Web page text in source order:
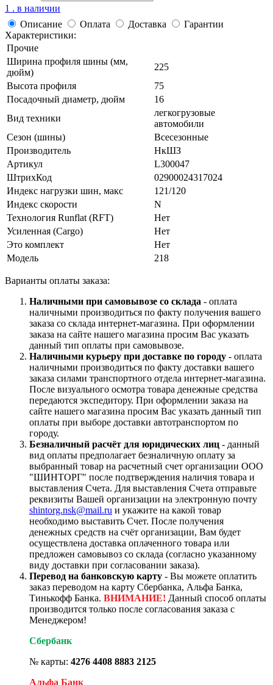
1 . в наличии
Описание
Оплата Доставка
Гарантии
Характеристики:
Прочие
Ширина профиля шины (мм,
дюйм)
225
Высота профиля
75
Посадочный диаметр, дюйм
16
Вид техники
легкогрузовые
автомобили
Сезон (шины)
Всесезонные
Производитель
НкШЗ
Артикул
L300047
ШтрихКод
02900024317024
Индекс нагрузки шин, макс
121/120
Индекс скорости
N
Технология Runflat (RFT)
Нет
Усиленная (Cargo)
Нет
Это комплект
Нет
Модель
218
Варианты оплаты заказа:
Наличными при самовывозе со склада - оплата
наличными производиться по факту получения вашего
заказа со склада интернет-магазина. При оформлении
заказа на сайте нашего магазина просим Вас указать
данный тип оплаты при самовывозе.
Наличными курьеру при доставке по городу - оплата
наличными производиться по факту доставки вашего
заказа силами транспортного отдела интернет-магазина.
После визуального осмотра товара денежные средства
передаются экспедитору. При оформлении заказа на
сайте нашего магазина просим Вас указать данный тип
оплаты при выборе доставки автотранспортом по
городу.
Безналичный расчёт для юридических лиц - данный
вид оплаты предполагает безналичную оплату за
выбранный товар на расчетный счет организации ООО
"ШИНТОРГ" после подтверждения наличия товара и
выставления Счета. Для выставления Счета отправьте
реквизиты Вашей организации на электронную почту
shintorg.nsk@mail.ru и укажите на какой товар
необходимо выставить Счет. После получения
денежных средств на счёт организации, Вам будет
осуществлена доставка оплаченного товара или
предложен самовывоз со склада (согласно указанному
виду доставки при согласовании заказа).
Перевод на банковскую карту - Вы можете оплатить
заказ переводом на карту Сбербанка, Альфа Банка,
Тинькофф Банка. ВНИМАНИЕ! Данный способ оплаты
производится только после согласования заказа с
Менеджером!
Сбербанк
№ карты: 4276 4408 8883 2125
Альфа Банк